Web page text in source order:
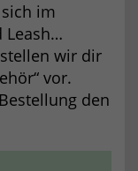
im
Leash…
wir dir
vor.
den